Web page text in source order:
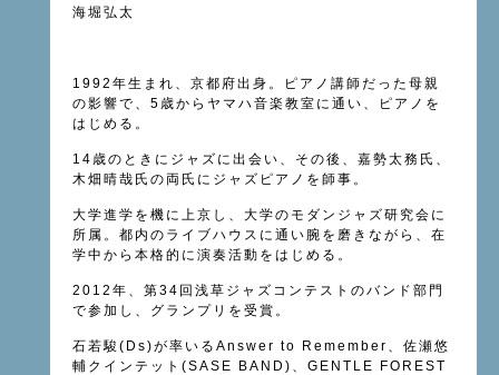
海堀弘太
1992年生まれ、京都府出身。ピアノ講師だった母親
の影響で、5歳からヤマハ音楽教室に通い、ピアノを
はじめる。
14歳のときにジャズに出会い、その後、嘉勢太務氏、
木畑晴哉氏の両氏にジャズピアノを師事。
大学進学を機に上京し、大学のモダンジャズ研究会に
所属。都内のライブハウスに通い腕を磨きながら、在
学中から本格的に演奏活動をはじめる。
2012年、第34回浅草ジャズコンテストのバンド部門
で参加し、グランプリを受賞。
石若駿(Ds)が率いるAnswer to Remember、佐瀬悠
輔クインテット(SASE BAND)、GENTLE FOREST